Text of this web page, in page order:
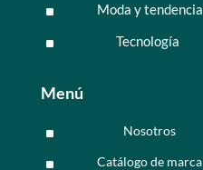
^ Moda y tendencia
^ Tecnología
Menú
^ Nosotros
^ Catálogo de marca